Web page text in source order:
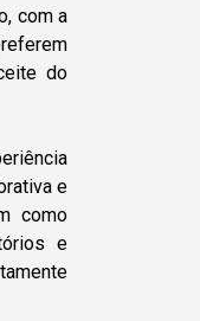
com a
do
e
como
e